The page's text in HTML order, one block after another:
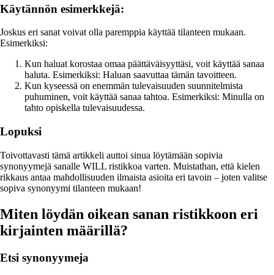
Käytännön esimerkkejä:
Joskus eri sanat voivat olla paremppia käyttää tilanteen mukaan.
Esimerkiksi:
Kun haluat korostaa omaa päättäväisyyttäsi, voit käyttää sanaa
haluta. Esimerkiksi: Haluan saavuttaa tämän tavoitteen.
Kun kyseessä on enemmän tulevaisuuden suunnitelmista
puhuminen, voit käyttää sanaa tahtoa. Esimerkiksi: Minulla on
tahto opiskella tulevaisuudessa.
Lopuksi
Toivottavasti tämä artikkeli auttoi sinua löytämään sopivia
synonyymejä sanalle WILL ristikkoa varten. Muistathan, että kielen
rikkaus antaa mahdollisuuden ilmaista asioita eri tavoin – joten valitse
sopiva synonyymi tilanteen mukaan!
Miten löydän oikean sanan ristikkoon eri
kirjainten määrillä?
Etsi synonyymeja